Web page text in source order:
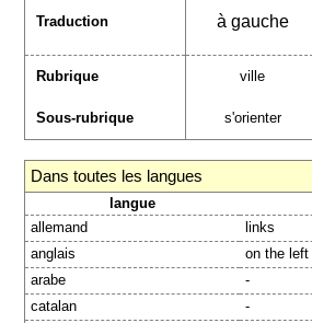
Traduction à gauche
Rubrique ville
Sous-rubrique s'orienter
Dans toutes les langues
langue
allemand
links
anglais
on the left
arabe
-
catalan
-